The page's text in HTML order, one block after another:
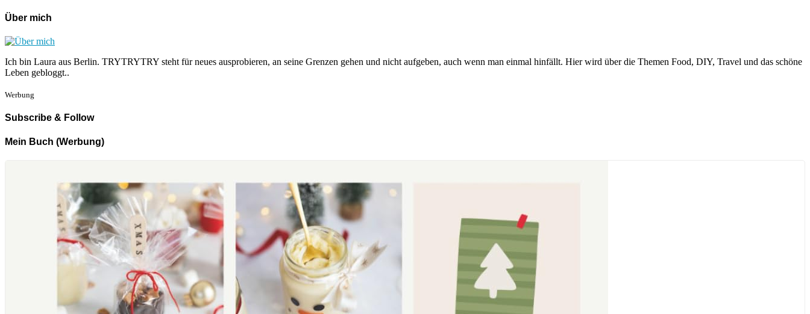
Über mich
Ich bin Laura aus Berlin. TRYTRYTRY steht für neues ausprobieren, an seine Grenzen gehen und nicht aufgeben, auch wenn man einmal hinfällt. Hier wird über die Themen Food, DIY, Travel und das schöne
Leben gebloggt..
Werbung
Subscribe & Follow
Mein Buch (Werbung)